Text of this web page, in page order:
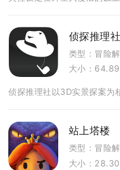
侦探推理社
类型：冒险
大小：
侦探推理社以3D实景探案为
站上塔楼
类型：冒险
大小：